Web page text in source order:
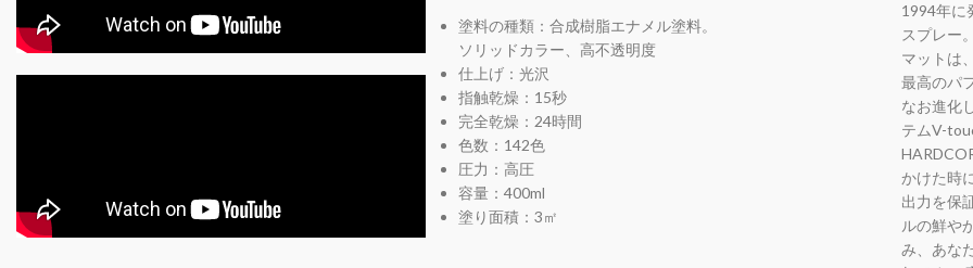
塗料の種類：合成樹脂エナメル塗料。
ソリッドカラー、高不透明度
仕上げ：光沢
指触乾燥：15秒
完全乾燥：24時間
色数：142色
圧力：高圧
容量：400ml
塗り面積：3㎡
1994年に
スプレー
マットは
最高のパ
なお進化
テムV-
かけた時
出力を保
ルの鮮や
み、あな